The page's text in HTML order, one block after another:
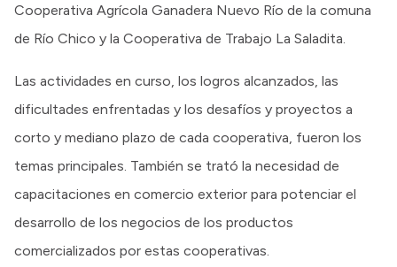
Cooperativa Agrícola Ganadera Nuevo Río de la comuna
de Río Chico y la Cooperativa de Trabajo La Saladita.
Las actividades en curso, los logros alcanzados, las
dificultades enfrentadas y los desafíos y proyectos a
corto y mediano plazo de cada cooperativa, fueron los
temas principales. También se trató la necesidad de
capacitaciones en comercio exterior para potenciar el
desarrollo de los negocios de los productos
comercializados por estas cooperativas.